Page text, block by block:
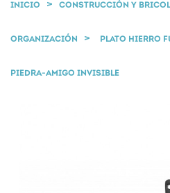
INICIO CONSTRUCCIÓN Y
ORGANIZACIÓN PLATO HIERRO
PIEDRA-AMIGO INVISIBLE